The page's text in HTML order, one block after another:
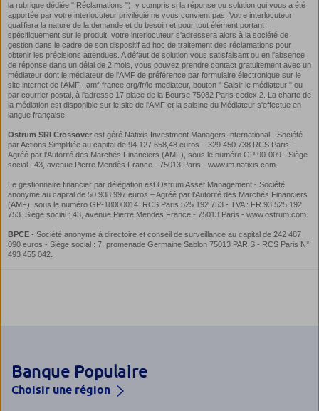
Banque Populaire
Choisir une région